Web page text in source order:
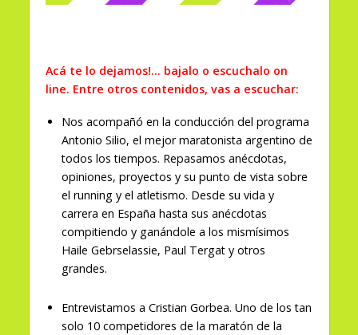
Acá te lo dejamos!… bajalo o escuchalo on
line. Entre otros contenidos, vas a escuchar:
Nos acompañó en la conducción del programa
Antonio Silio, el mejor maratonista argentino de
todos los tiempos. Repasamos anécdotas,
opiniones, proyectos y su punto de vista sobre
el running y el atletismo. Desde su vida y
carrera en España hasta sus anécdotas
compitiendo y ganándole a los mismísimos
Haile Gebrselassie, Paul Tergat y otros
grandes.
Entrevistamos a Cristian Gorbea. Uno de los tan
solo 10 competidores de la maratón de la